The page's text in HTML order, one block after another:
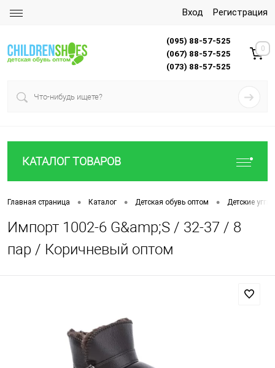
Вход Регистрация
(095) 88-57-525
(067) 88-57-525
(073) 88-57-525
0
КАТАЛОГ ТОВАРОВ
Главная страница • Каталог • Детская обувь оптом • Детские угги
Импорт 1002-6 G&amp;S / 32-37 / 8
пар / Коричневый оптом